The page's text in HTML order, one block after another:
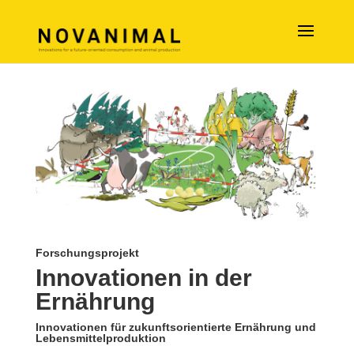
Forschungsprojekt
Innovationen in der
Ernährung
Innovationen für zukunftsorientierte Ernährung und
Lebensmittelproduktion